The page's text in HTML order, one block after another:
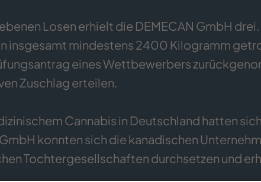
Losen erhielt die DEMECAN GmbH
insgesamt mindestens 2400 Kilogramm
eines Wettbewerbers
Zuschlag erteilen.
Cannabis in Deutschland hatten
konnten sich die kanadischen
Tochtergesellschaften durchsetzen und